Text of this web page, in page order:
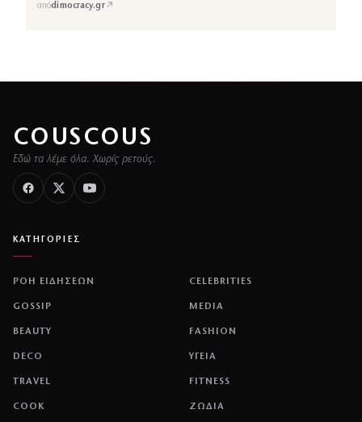
απόdimocracy.gr↗
COUSCOUS
Εδώ τα λέμε όλα. Χωρίς ρετούς.
ΚΑΤΗΓΟΡΙΕΣ
ΡΟΗ ΕΙΔΗΣΕΩΝ CELEBRITIES
GOSSIP MEDIA
BEAUTY FASHION
DECO ΥΓΕΙΑ
TRAVEL FITNESS
COOK ΖΩΔΙΑ